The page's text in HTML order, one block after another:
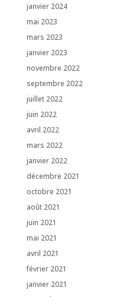
janvier 2024
mai 2023
mars 2023
janvier 2023
novembre 2022
septembre 2022
juillet 2022
juin 2022
avril 2022
mars 2022
janvier 2022
décembre 2021
octobre 2021
août 2021
juin 2021
mai 2021
avril 2021
février 2021
janvier 2021